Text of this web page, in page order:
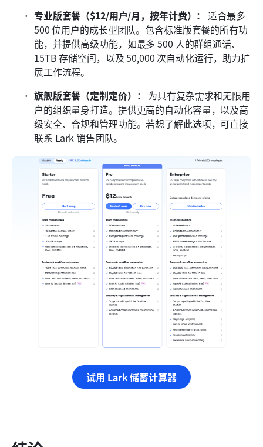
专业版套餐（$12/用户/月，按年计费）： 适合最多
500 位用户的成长型团队。包含标准版套餐的所有功
能，并提供高级功能，如最多 500 人的群组通话、
15TB 存储空间，以及 50,000 次自动化运行，助力扩
展工作流程。
旗舰版套餐（定制定价）： 为具有复杂需求和无限用
户的组织量身打造。提供更高的自动化容量，以及高
级安全、合规和管理功能。若想了解此选项，可直接
联系 Lark 销售团队。
试用 Lark 储蓄计算器